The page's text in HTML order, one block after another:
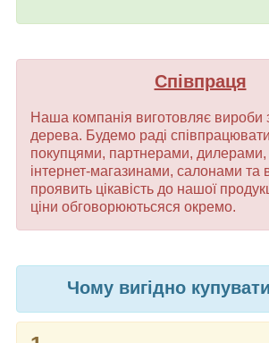
Співпраця
Наша компанія виготовляє вироби
дерева. Будемо раді
покупцями, партнерами,
інтернет-магазинами, салонами та
проявить цікавість до нашої
ціни обговорюютьсяся окремо.
Чому вигідно